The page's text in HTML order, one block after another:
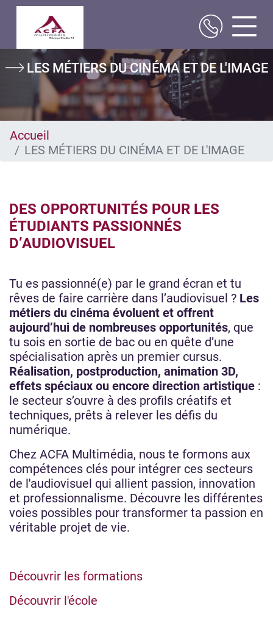
au
LES MÉTIERS DU CINÉMA ET DE L'IMAGE
Accueil
LES MÉTIERS DU CINÉMA ET DE L'IMAGE
DES OPPORTUNITÉS POUR LES
ÉTUDIANTS PASSIONNÉS
D’AUDIOVISUEL
Tu es passionné(e) par le grand écran et tu
rêves de faire carrière dans l’audiovisuel ? Les
métiers du cinéma évoluent et offrent
aujourd’hui de nombreuses opportunités, que
tu sois en sortie de bac ou en quête d’une
spécialisation après un premier cursus.
Réalisation, postproduction, animation 3D,
effets spéciaux ou encore direction artistique :
le secteur s’ouvre à des profils créatifs et
techniques, prêts à relever les défis du
numérique.
Chez ACFA Multimédia, nous te formons aux
compétences clés pour intégrer ces secteurs
de l'audiovisuel qui allient passion, innovation
et professionnalisme. Découvre les différentes
voies possibles pour transformer ta passion en
véritable projet de vie.
Découvrir les formations
Découvrir l'école